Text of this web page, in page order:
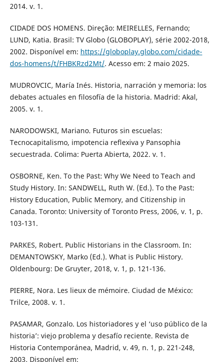
2014. v. 1.
CIDADE DOS HOMENS. Direção: MEIRELLES, Fernando;
LUND, Katia. Brasil: TV Globo (GLOBOPLAY), série 2002-2018,
2002. Disponível em: https://globoplay.globo.com/cidade-
dos-homens/t/FHBKRzd2Mt/. Acesso em: 2 maio 2025.
MUDROVCIC, María Inés. Historia, narración y memoria: los
debates actuales en filosofía de la historia. Madrid: Akal,
2005. v. 1.
NARODOWSKI, Mariano. Futuros sin escuelas:
Tecnocapitalismo, impotencia reflexiva y Pansophia
secuestrada. Colima: Puerta Abierta, 2022. v. 1.
OSBORNE, Ken. To the Past: Why We Need to Teach and
Study History. In: SANDWELL, Ruth W. (Ed.). To the Past:
History Education, Public Memory, and Citizenship in
Canada. Toronto: University of Toronto Press, 2006, v. 1, p.
103-131.
PARKES, Robert. Public Historians in the Classroom. In:
DEMANTOWSKY, Marko (Ed.). What is Public History.
Oldenbourg: De Gruyter, 2018, v. 1, p. 121-136.
PIERRE, Nora. Les lieux de mémoire. Ciudad de México:
Trilce, 2008. v. 1.
PASAMAR, Gonzalo. Los historiadores y el ‘uso público de la
historia’: viejo problema y desafío reciente. Revista de
Historia Contemporánea, Madrid, v. 49, n. 1, p. 221-248,
2003. Disponível em: